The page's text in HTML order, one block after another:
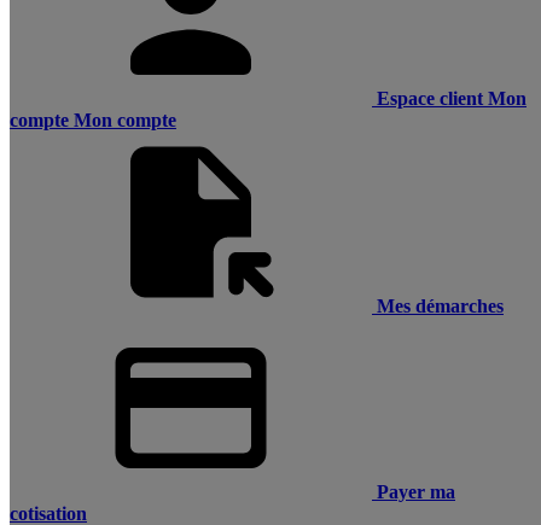
Espace client Mon
compte Mon compte
Mes démarches
Payer ma
cotisation